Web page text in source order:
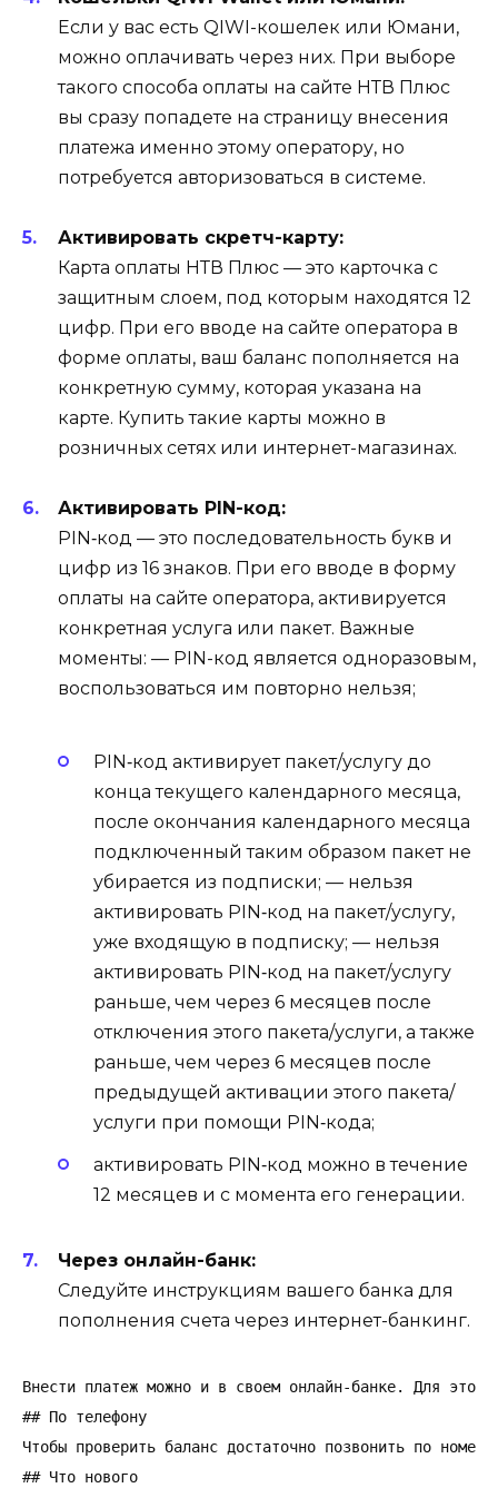
Если у вас есть QIWI-кошелек или Юмани,
можно оплачивать через них. При выборе
такого способа оплаты на сайте НТВ Плюс
вы сразу попадете на страницу внесения
платежа именно этому оператору, но
потребуется авторизоваться в системе.
Активировать скретч-карту:
Карта оплаты НТВ Плюс — это карточка с
защитным слоем, под которым находятся 12
цифр. При его вводе на сайте оператора в
форме оплаты, ваш баланс пополняется на
конкретную сумму, которая указана на
карте. Купить такие карты можно в
розничных сетях или интернет-магазинах.
Активировать PIN-код:
PIN‑код — это последовательность букв и
цифр из 16 знаков. При его вводе в форму
оплаты на сайте оператора, активируется
конкретная услуга или пакет. Важные
моменты: — PIN-код является одноразовым,
воспользоваться им повторно нельзя;
PIN‑код активирует пакет/услугу до
конца текущего календарного месяца,
после окончания календарного месяца
подключенный таким образом пакет не
убирается из подписки; — нельзя
активировать PIN‑код на пакет/услугу,
уже входящую в подписку; — нельзя
активировать PIN‑код на пакет/услугу
раньше, чем через 6 месяцев после
отключения этого пакета/услуги, а также
раньше, чем через 6 месяцев после
предыдущей активации этого пакета/
услуги при помощи PIN‑кода;
активировать PIN‑код можно в течение
12 месяцев и с момента его генерации.
Через онлайн-банк:
Следуйте инструкциям вашего банка для
пополнения счета через интернет-банкинг.
Внести платеж можно и в своем онлайн-банке. Для
## По телефону
Чтобы проверить баланс достаточно позвонить по
## Что нового